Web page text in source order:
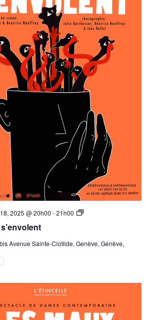
2025 @ 20h00 -21h00
Les
Avenue Sainte-Clotilde, Genève, Genève,